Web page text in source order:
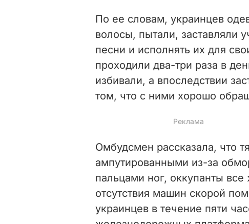
По ее словам, украинцев
волосы, пытали, заставляли
песни и исполнять их для
проходили два-три раза в
избивали, а впоследствии
том, что с ними хорошо
Омбудсмен рассказала, что
ампутированными из-за
пальцами ног, оккупанты
отсутствия машин скорой
украинцев в течение пяти